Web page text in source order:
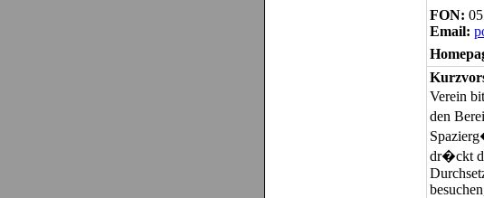
FON:
Email:
Verein
den
dr�ckt